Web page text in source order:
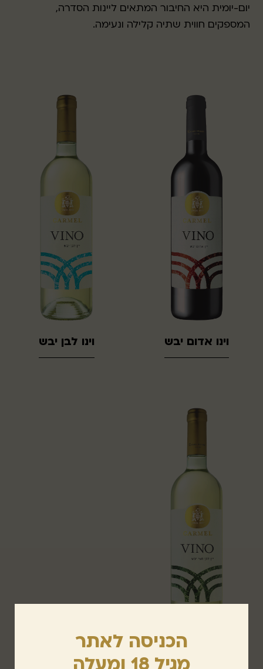
יום-יומית היא החיבור המתאים ליינות הסדרה,
המספקים חווית שתיה קלילה ונעימה.
וינו אדום יבש וינו לבן יבש
וינו לבן חצי יבש
הכניסה לאתר